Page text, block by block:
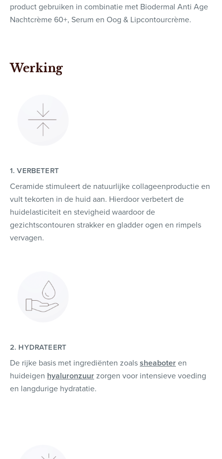
product gebruiken in combinatie met Biodermal Anti Age
Nachtcrème 60+, Serum en Oog & Lipcontourcrème.
Werking
1. VERBETERT
Ceramide stimuleert de natuurlijke collageenproductie en
vult tekorten in de huid aan. Hierdoor verbetert de
huidelasticiteit en stevigheid waardoor de
gezichtscontouren strakker en gladder ogen en rimpels
vervagen.
2. HYDRATEERT
De rijke basis met ingrediënten zoalssheaboteren
huideigen hyaluronzuurzorgen voor intensieve voeding
en langdurige hydratatie.